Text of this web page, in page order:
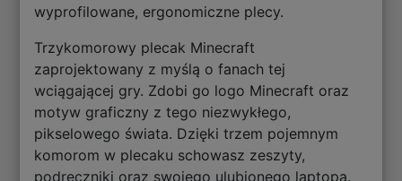
wyprofilowane, ergonomiczne plecy.
Trzykomorowy plecak Minecraft
zaprojektowany z myślą o fanach tej
wciągającej gry. Zdobi go logo Minecraft oraz
motyw graficzny z tego niezwykłego,
pikselowego świata. Dzięki trzem pojemnym
komorom w plecaku schowasz zeszyty,
podręczniki oraz swojego ulubionego laptopa.